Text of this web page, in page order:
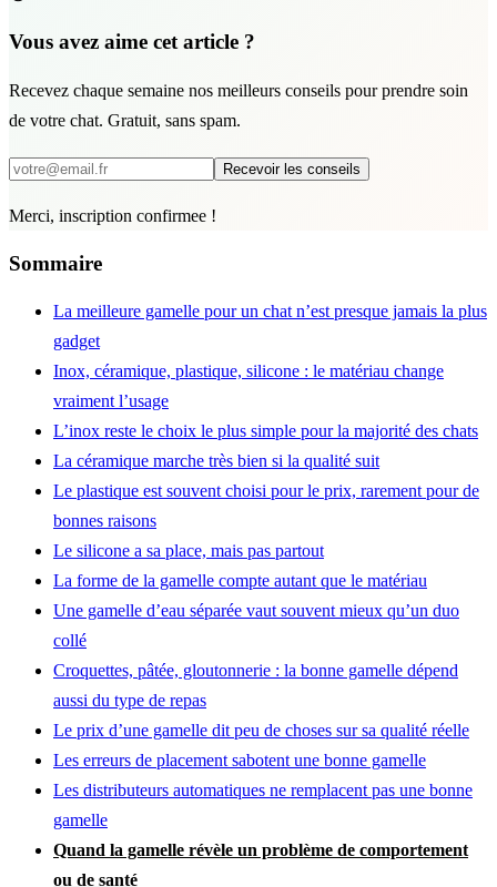
Vous avez aime cet article ?
Recevez chaque semaine nos meilleurs conseils pour prendre soin
de votre chat. Gratuit, sans spam.
Recevoir les conseils
Merci, inscription confirmee !
Sommaire
La meilleure gamelle pour un chat n’est presque jamais la plus
gadget
Inox, céramique, plastique, silicone : le matériau change
vraiment l’usage
L’inox reste le choix le plus simple pour la majorité des chats
La céramique marche très bien si la qualité suit
Le plastique est souvent choisi pour le prix, rarement pour de
bonnes raisons
Le silicone a sa place, mais pas partout
La forme de la gamelle compte autant que le matériau
Une gamelle d’eau séparée vaut souvent mieux qu’un duo
collé
Croquettes, pâtée, gloutonnerie : la bonne gamelle dépend
aussi du type de repas
Le prix d’une gamelle dit peu de choses sur sa qualité réelle
Les erreurs de placement sabotent une bonne gamelle
Les distributeurs automatiques ne remplacent pas une bonne
gamelle
Quand la gamelle révèle un problème de comportement
ou de santé